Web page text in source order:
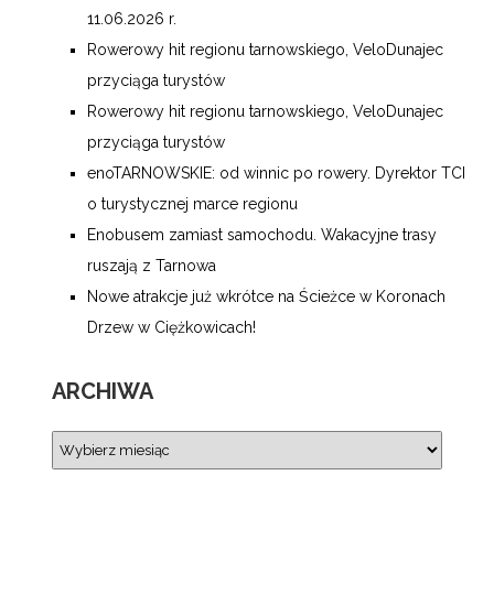
11.06.2026 r.
Rowerowy hit regionu tarnowskiego, VeloDunajec
przyciąga turystów
Rowerowy hit regionu tarnowskiego, VeloDunajec
przyciąga turystów
enoTARNOWSKIE: od winnic po rowery. Dyrektor TCI
o turystycznej marce regionu
Enobusem zamiast samochodu. Wakacyjne trasy
ruszają z Tarnowa
Nowe atrakcje już wkrótce na Ścieżce w Koronach
Drzew w Ciężkowicach!
ARCHIWA